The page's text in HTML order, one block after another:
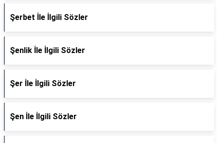
Şerbet İle İlgili Sözler
Şenlik İle İlgili Sözler
Şer İle İlgili Sözler
Şen İle İlgili Sözler